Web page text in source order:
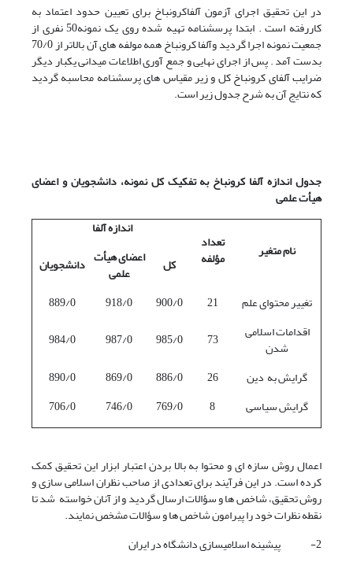
در این تحقیق اجرای آزمون آلفاکرونباخ برای تعیین حدود اعتماد به
کاررفته است . ابتدا پرسشنامه تهیه شده روی یک نمونه50 نفری از
جمعیت نمونه اجرا گردید وآلفا کرونباخ همه مولفه های آن بالاتر از 70/0
بدست آمد . پس از اجرای نهایی و جمع آوری اطلاعات میدانی یکبار دیگر
ضرایب آلفای کرونباخ کل و زیر مقیاس های پرسشنامه محاسبه گردید
که نتایج آن به شرح جدول زیر است.
جدول اندازه آلفا کرونباخ به تفکیک کل نمونه، دانشجویان و اعضای
هیأت علمی
نام متغیر تعداد
مؤلفه
اندازه آلفا
کل
اعضای هیأت
علمی
دانشجویان
تغییر محتوای علم
21
900/0
918/0
889/0
اقدامات اسلامی
شدن 73
985/0
987/0
984/0
گرایش به دین
26
886/0
869/0
890/0
گرایش سیاسی
8
769/0
746/0
706/0
اعمال روش سازه ای و محتوا به بالا بردن اعتبار ابزار این تحقیق کمک
کرده است. در این فرآیند برای تعدادی از صاحب نظران اسلامی سازی و
روش تحقیق، شاخص ها و سؤالات ارسال گردید و از آنان خواسته شد تا
نقطه نظرات خود را پیرامون شاخص ها و سؤالات مشخص نمایند.
2- پیشینه اسلامی­سازی دانشگاه در ایران